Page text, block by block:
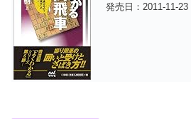
発売日：2011-11-23